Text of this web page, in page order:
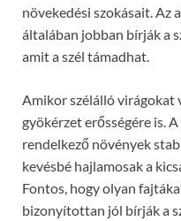
növekedési szokásait. Az
általában jobban bírják a
amit a szél támadhat.
Amikor szélálló virágokat
gyökérzet erősségére is.
rendelkező növények
kevésbé hajlamosak a
Fontos, hogy olyan
bizonyítottan jól bírják a